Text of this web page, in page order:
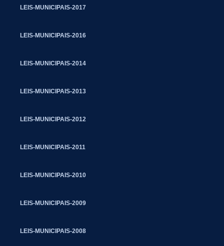
LEIS-MUNICIPAIS-2017
LEIS-MUNICIPAIS-2016
LEIS-MUNICIPAIS-2014
LEIS-MUNICIPAIS-2013
LEIS-MUNICIPAIS-2012
LEIS-MUNICIPAIS-2011
LEIS-MUNICIPAIS-2010
LEIS-MUNICIPAIS-2009
LEIS-MUNICIPAIS-2008